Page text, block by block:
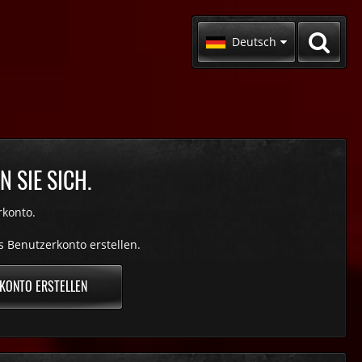
Deutsch
SIE SICH.
Benutzerkonto erstellen.
ERSTELLEN